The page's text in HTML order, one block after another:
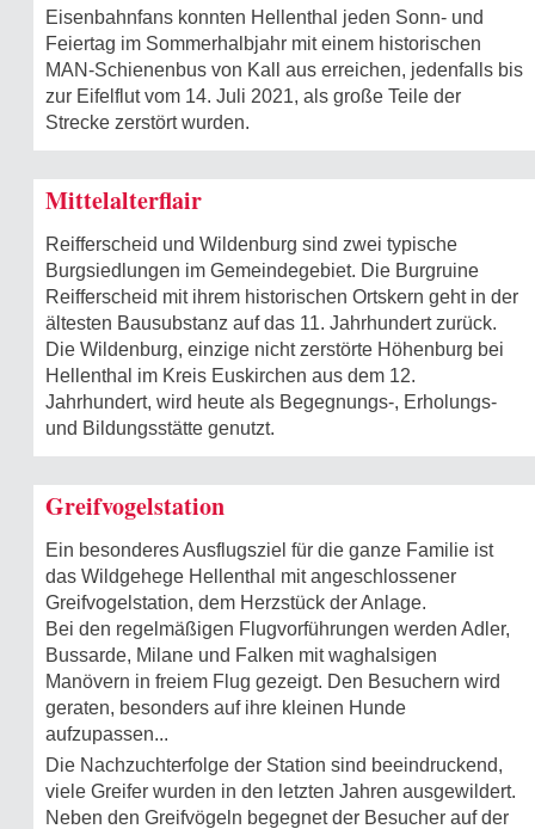
Eisenbahnfans konnten Hellenthal jeden Sonn- und
Feiertag im Sommerhalbjahr mit einem historischen
MAN-Schienenbus von Kall aus erreichen, jedenfalls bis
zur Eifelflut vom 14. Juli 2021, als große Teile der
Strecke zerstört wurden.
Mittelalterflair
Reifferscheid und Wildenburg sind zwei typische
Burgsiedlungen im Gemeinde­gebiet. Die Burgruine
Reifferscheid mit ihrem historischen Ortskern geht in der
ältesten Bausubstanz auf das 11. Jahrhundert zurück.
Die Wildenburg, einzige nicht zerstörte Höhenburg bei
Hellenthal im Kreis Euskirchen aus dem 12.
Jahrhundert, wird heute als Begegnungs-, Erholungs-
und Bildungsstätte genutzt.
Greifvogelstation
Ein besonderes Ausflugsziel für die ganze Familie ist
das Wildgehege Hellenthal mit angeschlossener
Greifvogelstation, dem Herzstück der Anlage.
Bei den regelmäßigen Flugvorführungen werden Adler,
Bussarde, Milane und Falken mit waghalsigen
Manövern in freiem Flug gezeigt. Den Besuchern wird
geraten, besonders auf ihre kleinen Hunde
aufzupassen...
Die Nachzuchterfolge der Station sind beeindruckend,
viele Greifer wurden in den letzten Jahren ausgewildert.
Neben den Greifvögeln begegnet der Besucher auf der